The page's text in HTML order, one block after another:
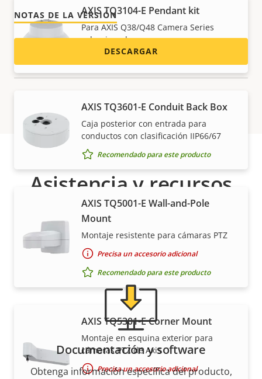
AXIS TQ3104-E Pendant kit
Para AXIS Q38/Q48 Camera Series
seleccionadas
AXIS TQ3601-E Conduit Back Box
Caja posterior con entrada para
conductos con clasificación IIP66/67
Recomendado para este producto
AXIS TQ5001-E Wall-and-Pole
Mount
Montaje resistente para cámaras PTZ
Precisa un accesorio adicional
Recomendado para este producto
AXIS TQ5301-E Corner Mount
Montaje en esquina exterior para
cámaras PTZ de Axis
Precisa un accesorio adicional
NOTAS DE LA VERSIÓN
DESCARGAR
Asistencia y recursos
¿Necesita información sobre cualquier producto
Axis, software o ayuda de uno de nuestros expertos?
Documentación y software
Obtenga información específica del producto,